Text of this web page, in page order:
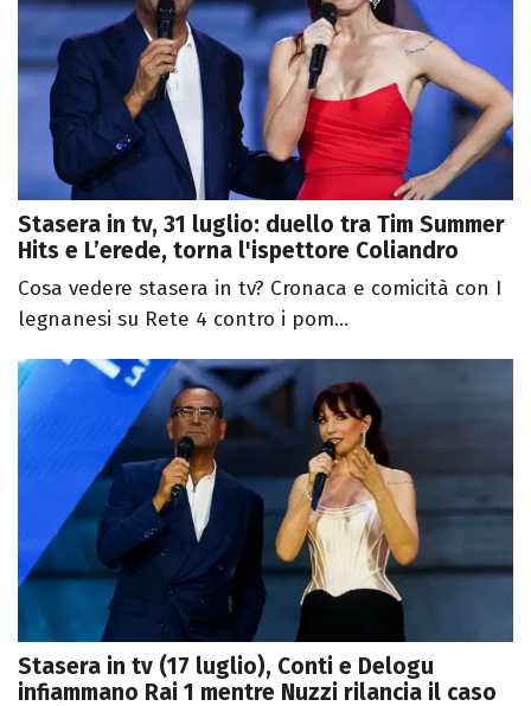
Stasera in tv, 31 luglio: duello tra Tim Summer
Hits e L’erede, torna l'ispettore Coliandro
Cosa vedere stasera in tv? Cronaca e comicità con I
legnanesi su Rete 4 contro i pom...
Stasera in tv (17 luglio), Conti e Delogu
infiammano Rai 1 mentre Nuzzi rilancia il caso